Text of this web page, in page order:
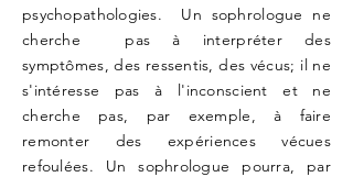
psychopathologies. Un sophrologue ne
cherche pas à interpréter des
symptômes, des ressentis, des vécus; il ne
s'intéresse pas à l'inconscient et ne
cherche pas, par exemple, à faire
remonter des expériences vécues
refoulées. Un sophrologue pourra, par